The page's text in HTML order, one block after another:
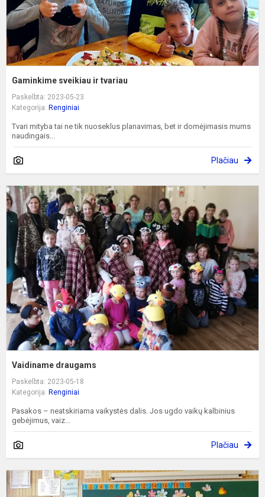
Gaminkime sveikiau ir tvariau
Paskelbta: 2023-05-23
Kategorija: Renginiai
Tvari mityba tai ne tik nuoseklus planavimas, bet ir domėjimasis mums
naudingais...
Plačiau
Vaidiname draugams
Paskelbta: 2023-05-18
Kategorija: Renginiai
Pasakos – neatskiriama vaikystės dalis. Jos ugdo vaikų kalbinius
gebėjimus, vaiz...
Plačiau